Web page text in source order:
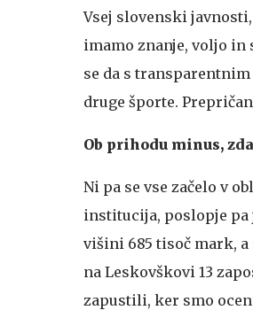
Vsej slovenski
imamo znanje, voljo in
se da s
druge športe.
Ob prihodu minus,
Ni pa se vse začelo v
institucija, poslopje pa
višini 685 tisoč mark,
na Leskovškovi 13
zapustili, ker smo